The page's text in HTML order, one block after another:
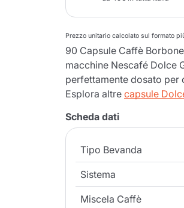
Prezzo unitario calcolato sul formato
90 Capsule Caffè
macchine Nescafé Dolce
perfettamente dosato per
Esplora altre capsule
Scheda dati
Tipo Bevanda
Sistema
Miscela Caffè